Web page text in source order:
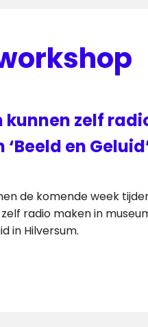
kunnen zelf
en
de komende week
zelf radio maken in
in Hilversum.